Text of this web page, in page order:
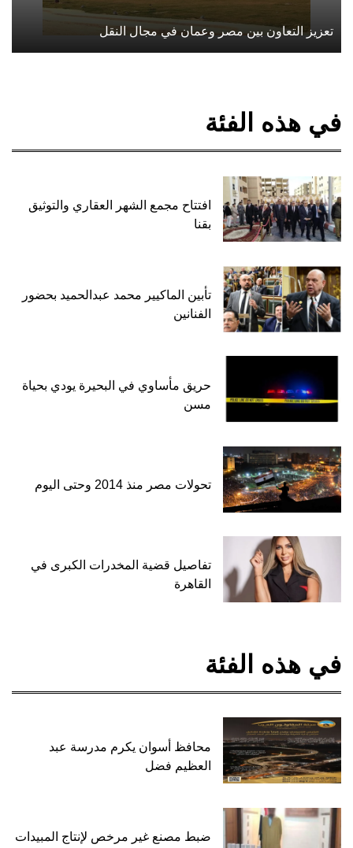
تعزيز التعاون بين مصر وعمان في مجال النقل
في هذه الفئة
افتتاح مجمع الشهر العقاري والتوثيق
بقنا
تأبين الماكيير محمد عبدالحميد بحضور
الفنانين
حريق مأساوي في البحيرة يودي بحياة
مسن
تحولات مصر منذ 2014 وحتى اليوم
تفاصيل قضية المخدرات الكبرى في
القاهرة
في هذه الفئة
محافظ أسوان يكرم مدرسة عبد
العظيم فضل
ضبط مصنع غير مرخص لإنتاج المبيدات